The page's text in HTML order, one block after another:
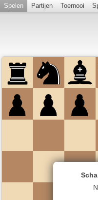
Spelen Partijen Toernooi